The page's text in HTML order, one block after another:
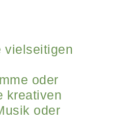
vielseitigen
oder
kreativen
oder